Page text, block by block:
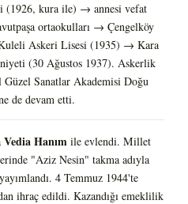
(1926, kura ile) → annesi vefat
ortaokulları → Çengelköy
Askeri Lisesi (1935) → Kara
(30 Ağustos 1937). Askerlik
Güzel Sanatlar Akademisi Doğu
de devam etti.
Vedia Hanım ile evlendi. Millet
"Aziz Nesin" takma adıyla
4 Temmuz 1944'te
ihraç edildi. Kazandığı emeklilik